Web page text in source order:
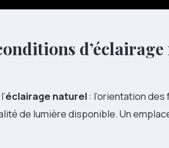
éclairage naturel : l’orientation
de lumière disponible. Un